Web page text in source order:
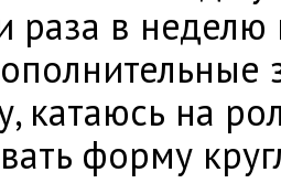
раза в неделю
катаюсь на
форму